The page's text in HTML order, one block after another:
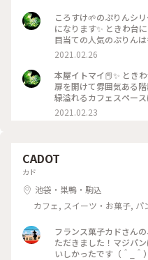
ころすけ🌱のぷりんシ
になります✨ ときわ台にあるお洒落で落ち着く本屋さん📕 お
目当ての人気のぷりん
がのった全部のせにし
にほろ苦いカラメル、
やかな味わい🍋🌿 レモ
で新しいタイプのぷり
マイブレンド珈琲も香りが
とぷりんの好きすぎる
読みながらの珈琲とぷ
コーヒー #珈琲 #本とコ
2021.02.26
本屋イトマイ📕✨ とき
扉を開けて雰囲気ある
緑溢れるカフェスペー
座っても落ち着けそう
いておしゃべり禁止に
ながら。。 至福の時間
｀)∩✨ ちなみにカフェはカレーライスが人気みたいでいい香
りがしていました🍛カ
間違いなしです🍹✨そ
#本屋イトマイ #イトマ
ェ #ピザトースト #トー
い #素敵な本屋さん #
り #のんびり #ときわ台
2021.02.23
CADOT
カド
池袋・巣鴨・駒込
カフェ, スイーツ・お菓子, パ
フランス菓子カドさん
ただきました！マジパ
いしかったです（＾_＾